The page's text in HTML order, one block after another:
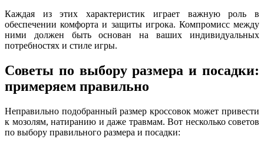
Каждая из этих характеристик играет важную роль в
обеспечении комфорта и защиты игрока. Компромисс между
ними должен быть основан на ваших индивидуальных
потребностях и стиле игры.
Советы по выбору размера и посадки:
примеряем правильно
Неправильно подобранный размер кроссовок может привести
к мозолям, натиранию и даже травмам. Вот несколько советов
по выбору правильного размера и посадки: